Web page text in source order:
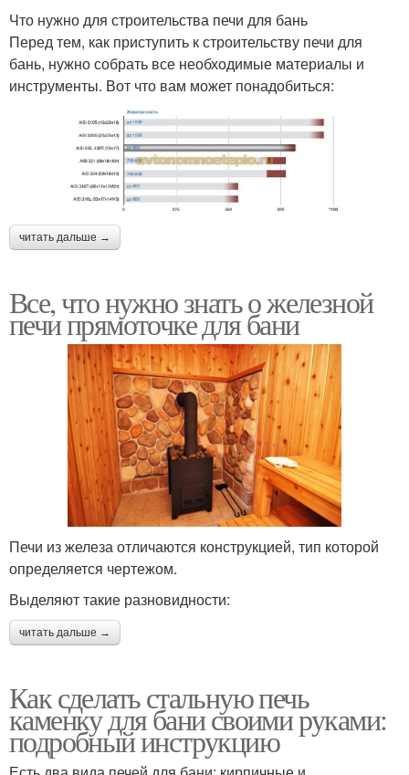
Что нужно для строительства печи для бань
Перед тем, как приступить к строительству печи для
бань, нужно собрать все необходимые материалы и
инструменты. Вот что вам может понадобиться:
читать дальше →
Все, что нужно знать о железной
печи прямоточке для бани
Печи из железа отличаются конструкцией, тип которой
определяется чертежом.
Выделяют такие разновидности:
читать дальше →
Как сделать стальную печь
каменку для бани своими руками:
подробный инструкцию